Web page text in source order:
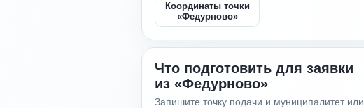
Координаты точки
«Федурново»
Что подготовить для заявки
из «Федурново»
Запишите точку подачи и муниципалитет или